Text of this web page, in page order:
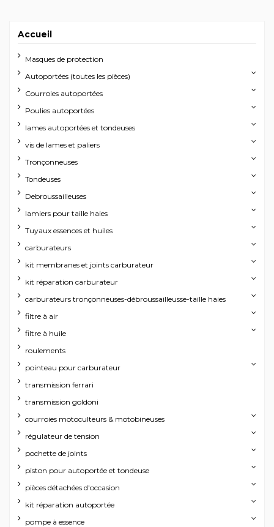
Accueil
Masques de protection
Autoportées (toutes les pièces)
Courroies autoportées
Poulies autoportées
lames autoportées et tondeuses
vis de lames et paliers
Tronçonneuses
Tondeuses
Debroussailleuses
lamiers pour taille haies
Tuyaux essences et huiles
carburateurs
kit membranes et joints carburateur
kit réparation carburateur
carburateurs tronçonneuses-débroussailleusse-taille haies
filtre à air
filtre à huile
roulements
pointeau pour carburateur
transmission ferrari
transmission goldoni
courroies motoculteurs & motobineuses
régulateur de tension
pochette de joints
piston pour autoportée et tondeuse
pièces détachées d'occasion
kit réparation autoportée
pompe à essence